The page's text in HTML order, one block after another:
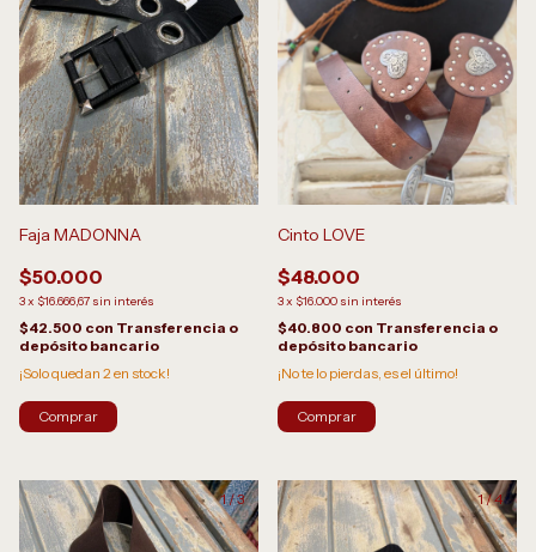
Faja MADONNA
$50.000
3x $16.666,67 sin interés
$42.500 con Transferencia o
depósito bancario
¡Solo quedan 2 en stock!
Cinto LOVE
$48.000
3x $16.000 sin interés
$40.800 con Transferencia o
depósito bancario
¡No te lo pierdas, es el último!
1/3 1/4